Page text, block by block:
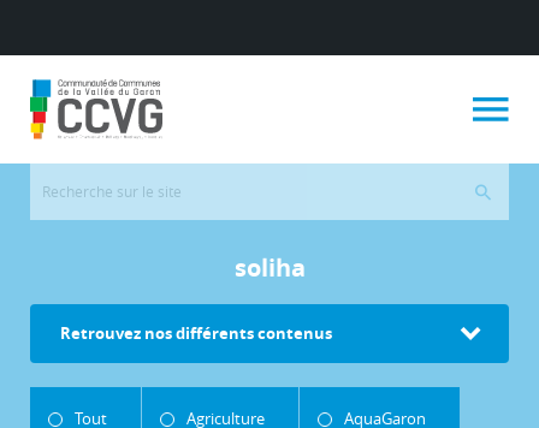
soliha
Retrouvez nos différents contenus
Tout Agriculture AquaGaron